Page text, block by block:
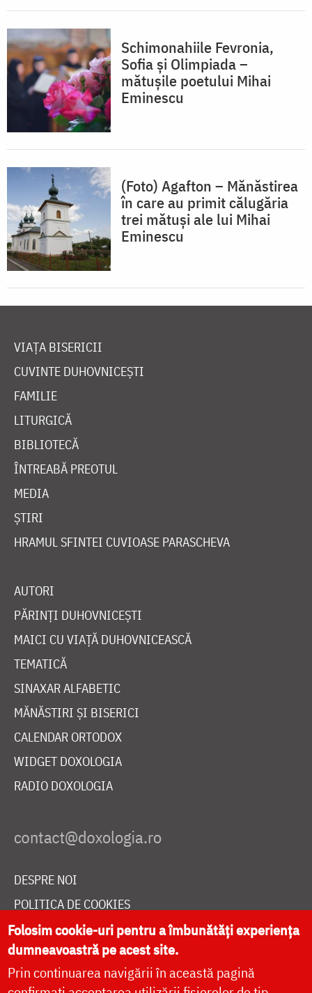
Schimonahiile Fevronia,
Sofia și Olimpiada –
mătușile poetului Mihai
Eminescu
(Foto) Agafton – Mănăstirea
în care au primit călugăria
trei mătuși ale lui Mihai
Eminescu
VIAȚA BISERICII
CUVINTE DUHOVNICEȘTI
FAMILIE
LITURGICĂ
BIBLIOTECĂ
ÎNTREABĂ PREOTUL
MEDIA
ȘTIRI
HRAMUL SFINTEI CUVIOASE PARASCHEVA
AUTORI
PĂRINȚI DUHOVNICEȘTI
MAICI CU VIAȚĂ DUHOVNICEASCĂ
TEMATICĂ
SINAXAR ALFABETIC
MĂNĂSTIRI ȘI BISERICI
CALENDAR ORTODOX
WIDGET DOXOLOGIA
RADIO DOXOLOGIA
DESPRE NOI
POLITICA DE COOKIES
DONEAZĂ ONLINE PENTRU CATEDRALA NAȚIONALĂ
LIVE
Folosim cookie-uri pentru a îmbunătăți experiența
dumneavoastră pe acest site.
Prin continuarea navigării în această pagină